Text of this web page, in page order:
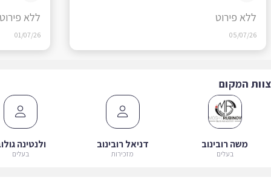
ללא פירוט
05/07/26
ללא פירוט
01/07/26
המקום
משה רובינוב
בעלים
דניאל רובינוב
מזכירות
ולנטינה גולוב
בעלים